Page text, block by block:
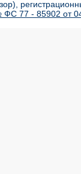
77 - 85902 от 04